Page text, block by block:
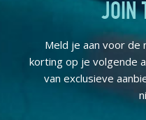
JOIN
Meld je aan voor de
korting op je volgende
van exclusieve